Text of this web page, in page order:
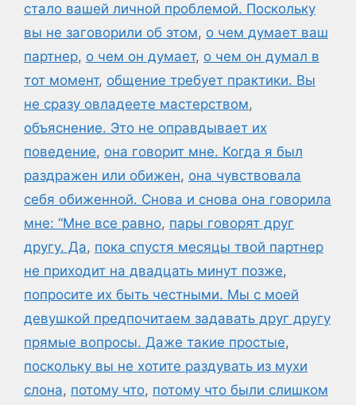
стало вашей личной проблемой. Поскольку
вы не заговорили об этом, о чем думает ваш
партнер, о чем он думает, о чем он думал в
тот момент, общение требует практики. Вы
не сразу овладеете мастерством,
объяснение. Это не оправдывает их
поведение, она говорит мне. Когда я был
раздражен или обижен, она чувствовала
себя обиженной. Снова и снова она говорила
мне: “Мне все равно, пары говорят друг
другу. Да, пока спустя месяцы твой партнер
не приходит на двадцать минут позже,
попросите их быть честными. Мы с моей
девушкой предпочитаем задавать друг другу
прямые вопросы. Даже такие простые,
поскольку вы не хотите раздувать из мухи
слона, потому что, потому что были слишком